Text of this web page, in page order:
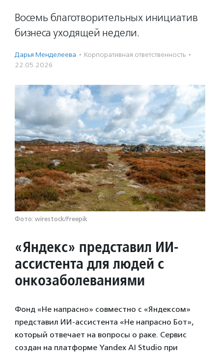
Восемь благотворительных инициатив
бизнеса уходящей недели.
Дарья Менделеева · Корпоративная ответственность ·
22.05.2026
Фото: wirestock/Freepik
«Яндекс» представил ИИ-
ассистента для людей с
онкозаболеваниями
Фонд «Не напрасно» совместно с «Яндексом»
представил ИИ-ассистента «Не напрасно Бот»,
который отвечает на вопросы о раке. Сервис
создан на платформе Yandex AI Studio при